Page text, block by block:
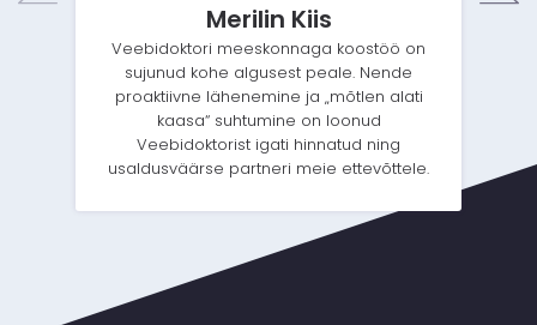
Merilin Kiis
Veebidoktori meeskonnaga koostöö on
sujunud kohe algusest peale. Nende
proaktiivne lähenemine ja „mõtlen alati
kaasa“ suhtumine on loonud
Veebidoktorist igati hinnatud ning
usaldusväärse partneri meie ettevõttele.